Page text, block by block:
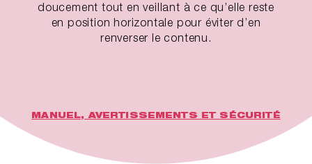
doucement tout en veillant à ce qu’elle reste
en position horizontale pour éviter d’en
renverser le contenu.
MANUEL, AVERTISSEMENTS ET SÉCURITÉ